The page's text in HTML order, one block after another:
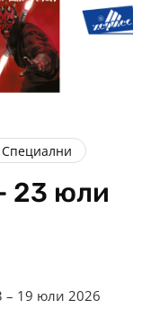
Специални
23 юли
– 19 юли 2026